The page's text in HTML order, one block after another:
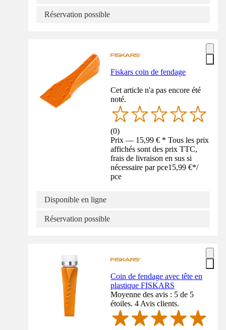
Réservation possible
Fiskars coin de fendage
Cet article n'a pas encore été
noté.
(0)
Prix — 15,99 € * Tous les prix
affichés sont des prix TTC,
frais de livraison en sus si
nécessaire par pce15,99 €*/
pce
Disponible en ligne
Réservation possible
Coin de fendage avec tête en
plastique FISKARS
Moyenne des avis : 5 de 5
étoiles. 4 Avis clients.